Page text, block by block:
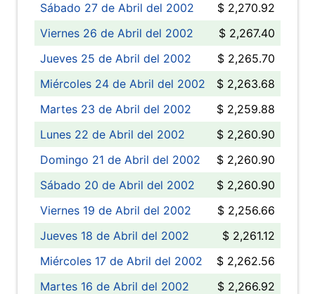
Sábado 27 de Abril del 2002
$ 2,270.92
Viernes 26 de Abril del 2002
$ 2,267.40
Jueves 25 de Abril del 2002
$ 2,265.70
Miércoles 24 de Abril del 2002
$ 2,263.68
Martes 23 de Abril del 2002
$ 2,259.88
Lunes 22 de Abril del 2002
$ 2,260.90
Domingo 21 de Abril del 2002
$ 2,260.90
Sábado 20 de Abril del 2002
$ 2,260.90
Viernes 19 de Abril del 2002
$ 2,256.66
Jueves 18 de Abril del 2002
$ 2,261.12
Miércoles 17 de Abril del 2002
$ 2,262.56
Martes 16 de Abril del 2002
$ 2,266.92